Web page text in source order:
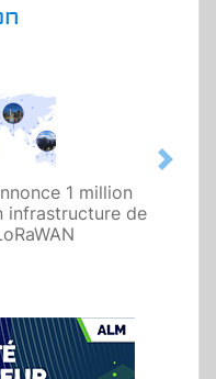
1 million
infrastructure de
Next